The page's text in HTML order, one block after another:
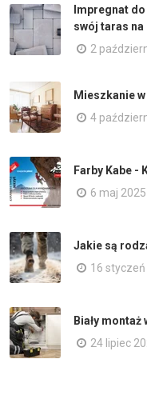
Impregnat
swój taras na
2
Mieszkanie
4
Farby Kabe -
6 maj 2025
Jakie są
16
Biały
24 lipiec